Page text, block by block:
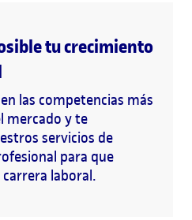
tu crecimiento
las competencias más
mercado y te
servicios de
para que
laboral.